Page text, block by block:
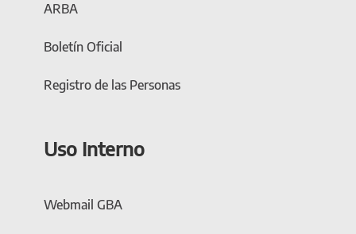
ARBA
Boletín Oficial
Registro de las Personas
Uso Interno
Webmail GBA